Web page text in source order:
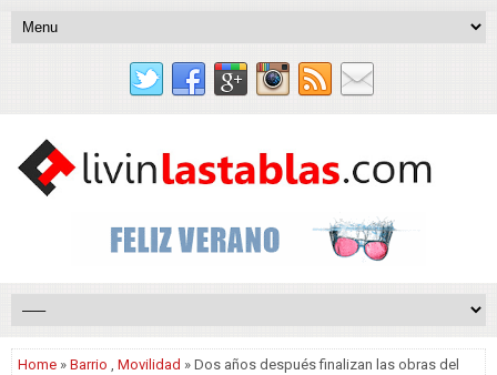
Home » Barrio , Movilidad » Dos años después finalizan las obras del